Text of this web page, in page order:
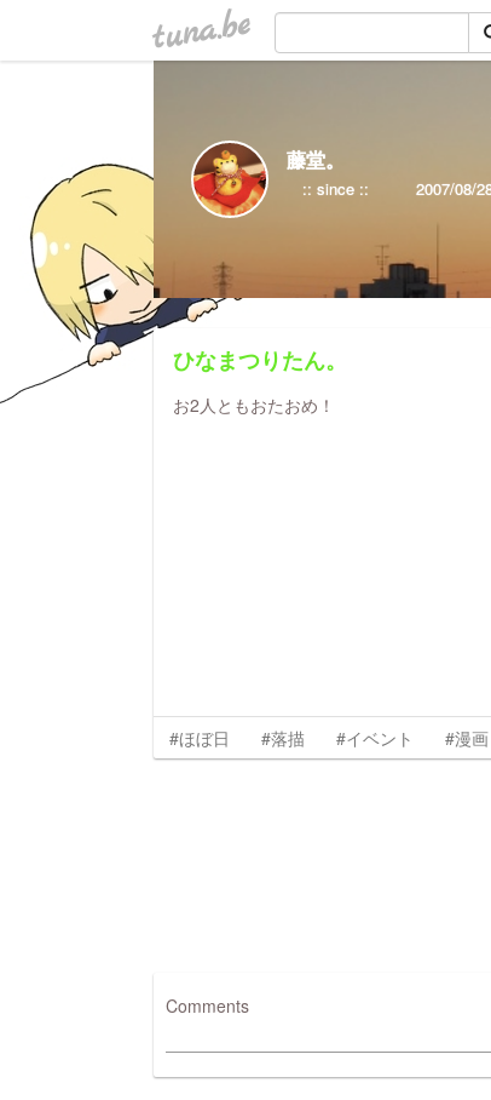
tuna.be
藤堂。
ひなまつりたん。
お2人ともおたおめ！
#ほぼ日 #落描 #イベント #漫画
Comments